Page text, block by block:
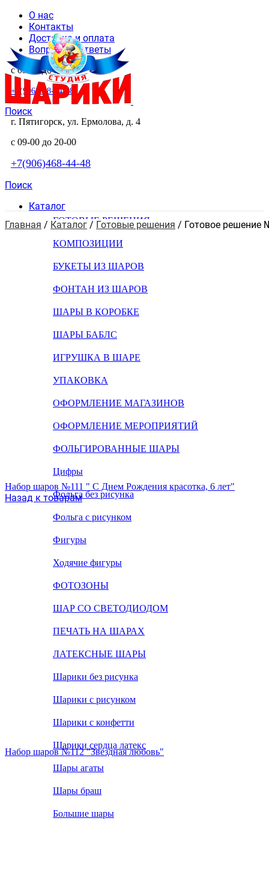
О нас
Контакты
Доставка и оплата
Вопросы и ответы
с 09-00 до 20-00
+7(906)468-44-48
Поиск
г. Пятигорск, ул. Ермолова, д. 4
с 09-00 до 20-00
+7(906)468-44-48
Поиск
Каталог
ГОТОВЫЕ РЕШЕНИЯ
КОМПОЗИЦИИ
БУКЕТЫ ИЗ ШАРОВ
ФОНТАН ИЗ ШАРОВ
ШАРЫ В КОРОБКЕ
ШАРЫ БАБЛС
ИГРУШКА В ШАРЕ
УПАКОВКА
ОФОРМЛЕНИЕ МАГАЗИНОВ
ОФОРМЛЕНИЕ МЕРОПРИЯТИЙ
ФОЛЬГИРОВАННЫЕ ШАРЫ
Цифры
Фольга без рисунка
Фольга с рисунком
Фигуры
Ходячие фигуры
ФОТОЗОНЫ
ШАР СО СВЕТОДИОДОМ
ПЕЧАТЬ НА ШАРАХ
ЛАТЕКСНЫЕ ШАРЫ
Шарики без рисунка
Шарики с рисунком
Шарики с конфетти
Шарики сердца латекс
Шары агаты
Шары браш
Большие шары
Главная / Каталог / Готовые решения / Готовое
Набор шаров №111 " С Днем Рождения красотка, 6 лет"
Назад к товарам
Набор шаров №112 "Звездная любовь"